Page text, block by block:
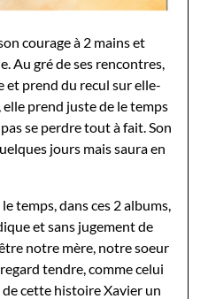
courage à 2 mains et
Au gré de ses rencontres,
et prend du recul sur elle-
elle prend juste de le temps
se perdre tout à fait. Son
jours mais saura en
temps, dans ces 2 albums,
et sans jugement de
notre mère, notre soeur
tendre, comme celui
cette histoire Xavier un